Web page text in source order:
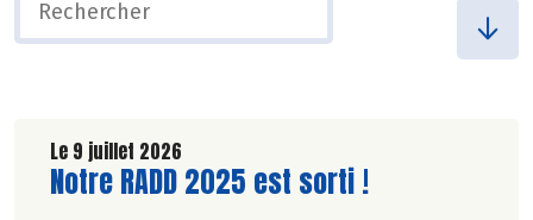
Le 9 juillet 2026
Lire la suite de l'article
Notre RADD 2025 est sorti !